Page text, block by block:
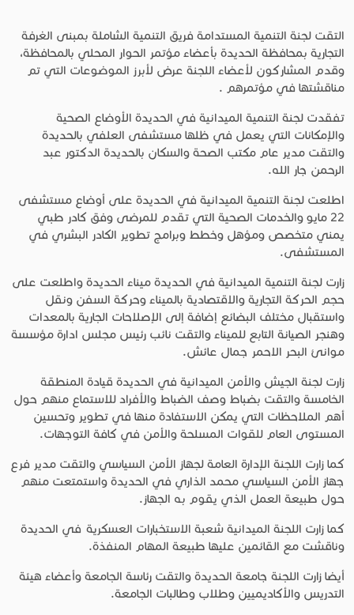
التقت لجنة التنمية المستدامة فريق التنمية الشاملة بمبنى الغرفة
التجارية بمحافظة الحديدة بأعضاء مؤتمر الحوار المحلي بالمحافظة،
وقدم المشاركون لأعضاء اللجنة عرض لأبرز الموضوعات التي تم
مناقشتها في مؤتمرهم .
تفقدت لجنة التنمية الميدانية في الحديدة الأوضاع الصحية
والإمكانات التي يعمل في ظلها مستشفى العلفي بالحديدة
والتقت مدير عام مكتب الصحة والسكان بالحديدة الدكتور عبد
الرحمن جار الله.
اطلعت لجنة التنمية الميدانية في الحديدة على أوضاع مستشفى
22 مايو والخدمات الصحية التي تقدم للمرضى وفق كادر طبي
يمني متخصص ومؤهل وخطط وبرامج تطوير الكادر البشري في
المستشفى.
زارت لجنة التنمية الميدانية في الحديدة ميناء الحديدة واطلعت على
حجم الحركة التجارية والاقتصادية بالميناء وحركة السفن ونقل
واستقبال مختلف البضائع إضافة إلى الإصلاحات الجارية بالمعدات
وهنجر الصيانة التابع للميناء والتقت نائب رئيس مجلس ادارة مؤسسة
موانئ البحر الاحمر جمال عائش.
زارت لجنة الجيش والأمن الميدانية في الحديدة قيادة المنطقة
الخامسة والتقت بضباط وصف الضباط والأفراد للاستماع منهم حول
أهم الملاحظات التي يمكن الاستفادة منها في تطوير وتحسين
المستوى العام للقوات المسلحة والأمن في كافة التوجهات.
كما زارت اللجنة الإدارة العامة لجهاز الأمن السياسي والتقت مدير فرع
جهاز الأمن السياسي محمد الذاري في الحديدة واستمتعت منهم
حول طبيعة العمل الذي يقوم به الجهاز.
كما زارت اللجنة الميدانية شعبة الاستخبارات العسكرية في الحديدة
وناقشت مع القائمين عليها طبيعة المهام المنفذة.
أيضا زارت اللجنة جامعة الحديدة والتقت رئاسة الجامعة وأعضاء هيئة
التدريس والأكاديميين وطلاب وطالبات الجامعة.